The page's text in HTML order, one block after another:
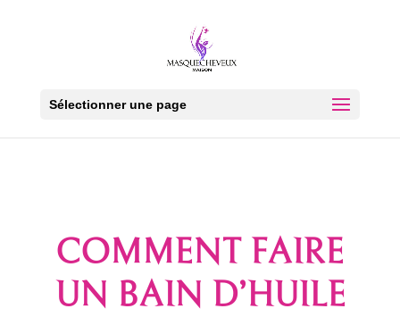
Sélectionner une page
COMMENT FAIRE
UN BAIN D’HUILE